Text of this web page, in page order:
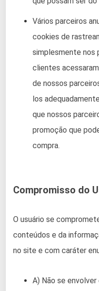
Vários parceiros
cookies de
simplesmente nos
clientes
de nossos
los
que nossos
promoção que
compra.
Compromisso do
O usuário se
conteúdos e da
no site e com caráter
A) Não se